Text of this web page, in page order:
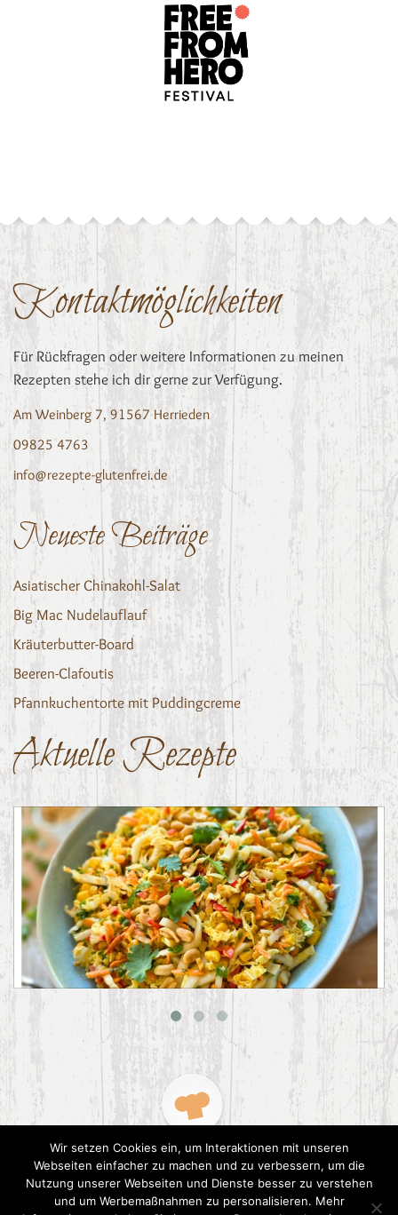
Kontaktmöglichkeiten
Für Rückfragen oder weitere Informationen zu meinen
Rezepten stehe ich dir gerne zur Verfügung.
Am Weinberg 7, 91567 Herrieden
09825 4763
info@rezepte-glutenfrei.de
Neueste Beiträge
Asiatischer Chinakohl-Salat
Big Mac Nudelauflauf
Kräuterbutter-Board
Beeren-Clafoutis
Pfannkuchentorte mit Puddingcreme
Aktuelle Rezepte
Asiatischer Chinakohl-Salat
Wir setzen Cookies ein, um Interaktionen mit unseren
Webseiten einfacher zu machen und zu verbessern, um die
Nutzung unserer Webseiten und Dienste besser zu verstehen
und um Werbemaßnahmen zu personalisieren. Mehr